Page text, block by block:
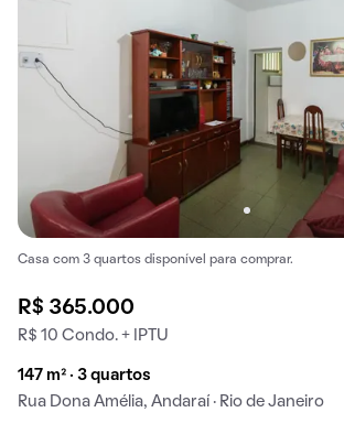
Casa com 3 quartos disponível para comprar.
R$ 365.000
R$ 10 Condo. + IPTU
147 m² · 3 quartos
Rua Dona Amélia, Andaraí · Rio de Janeiro